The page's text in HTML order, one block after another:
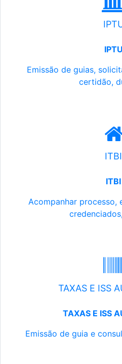
IPTU
Emissão de guias,
certidão,
ITBI
ITBI
Acompanhar processo,
TAXAS E ISS
TAXAS E ISS
Emissão de guia e